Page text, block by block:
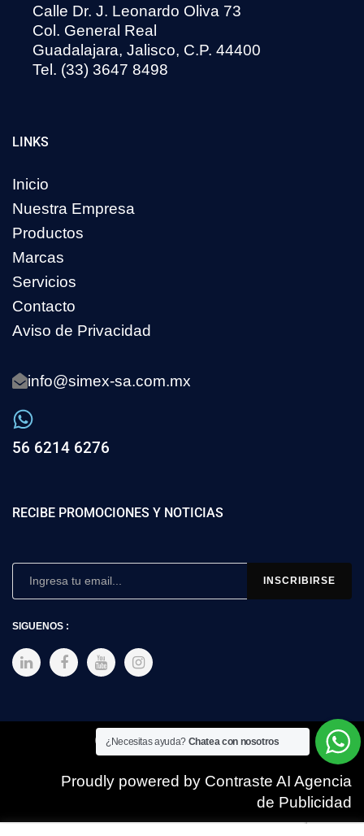
Calle Dr. J. Leonardo Oliva 73
Col. General Real
Guadalajara, Jalisco, C.P. 44400
Tel. (33) 3647 8498
LINKS
Inicio
Nuestra Empresa
Productos
Marcas
Servicios
Contacto
Aviso de Privacidad
info@simex-sa.com.mx
56 6214 6276
RECIBE PROMOCIONES Y NOTICIAS
SIGUENOS :
Copyright © 2025 SIMEX
Proudly powered by Contraste AI Agencia
de Publicidad
¿Necesitas ayuda? Chatea con nosotros